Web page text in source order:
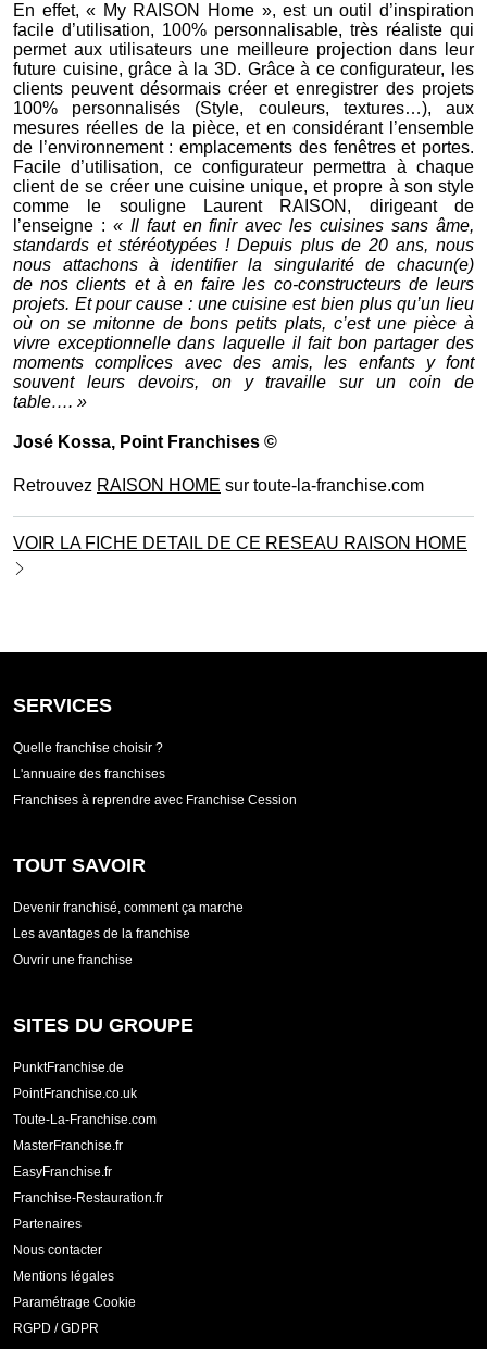
En effet, « My RAISON Home », est un outil d’inspiration
facile d’utilisation, 100% personnalisable, très réaliste qui
permet aux utilisateurs une meilleure projection dans leur
future cuisine, grâce à la 3D. Grâce à ce configurateur, les
clients peuvent désormais créer et enregistrer des projets
100% personnalisés (Style, couleurs, textures…), aux
mesures réelles de la pièce, et en considérant l’ensemble
de l’environnement : emplacements des fenêtres et portes.
Facile d’utilisation, ce configurateur permettra à chaque
client de se créer une cuisine unique, et propre à son style
comme le souligne Laurent RAISON, dirigeant de
l’enseigne : « Il faut en finir avec les cuisines sans âme,
standards et stéréotypées ! Depuis plus de 20 ans, nous
nous attachons à identifier la singularité de chacun(e)
de nos clients et à en faire les co-constructeurs de leurs
projets. Et pour cause : une cuisine est bien plus qu’un lieu
où on se mitonne de bons petits plats, c’est une pièce à
vivre exceptionnelle dans laquelle il fait bon partager des
moments complices avec des amis, les enfants y font
souvent leurs devoirs, on y travaille sur un coin de
table…. »
José Kossa, Point Franchises ©
Retrouvez RAISON HOME sur toute-la-franchise.com
VOIR LA FICHE DETAIL DE CE RESEAU RAISON HOME
SERVICES
Quelle franchise choisir ?
L'annuaire des franchises
Franchises à reprendre avec Franchise Cession
TOUT SAVOIR
Devenir franchisé, comment ça marche
Les avantages de la franchise
Ouvrir une franchise
SITES DU GROUPE
PunktFranchise.de
PointFranchise.co.uk
Toute-La-Franchise.com
MasterFranchise.fr
EasyFranchise.fr
Franchise-Restauration.fr
Partenaires
Nous contacter
Mentions légales
Paramétrage Cookie
RGPD / GDPR